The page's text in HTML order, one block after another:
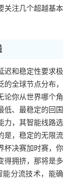
关注几个超越基本
迟和稳定性要求极
全球节点分布，
论你从世界哪个角
低、最稳定的回国
力，其智能线路选
是，稳定的无限流
杯决赛加时赛，你
得拥挤，那将是多
能分流技术，能确